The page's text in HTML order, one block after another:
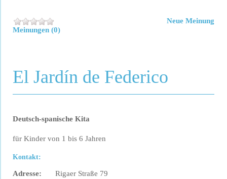
Meinungen (0)
Neue Meinung
El Jardín de Federico
Deutsch-spanische Kita
für Kinder von 1 bis 6 Jahren
Kontakt:
Adresse:
Rigaer Straße 79